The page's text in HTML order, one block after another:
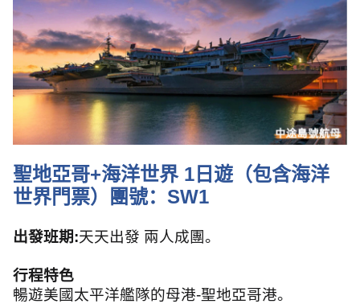
聖地亞哥+海洋世界1 日遊（包含海洋
世界門票）團號： SW1
出發班期:天天出發 兩人成團。
行程特色
暢遊美國太平洋艦隊的母港-聖地亞哥港。